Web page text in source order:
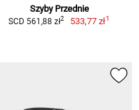
Szyby Przednie
SCD 561,88 zł2 533,77 zł1